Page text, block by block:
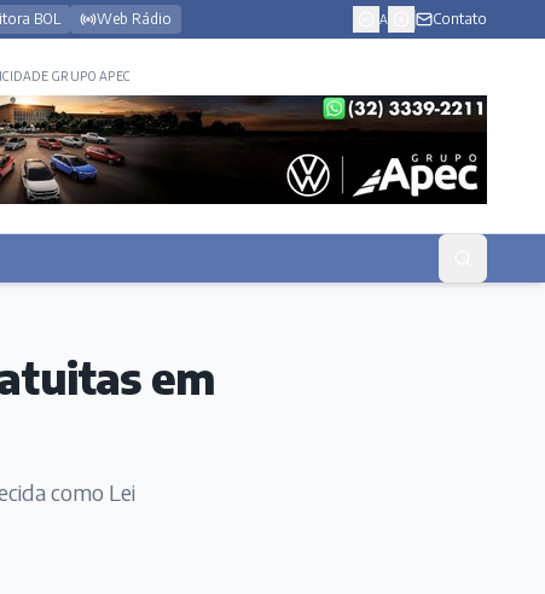
BOL Web Rádio A Contato
GRUPO APEC
em
como Lei